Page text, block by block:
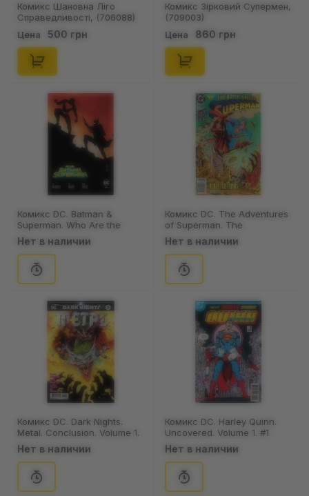
Комикс Шановна Ліго
Справедливості, (706088)
Цена 500 грн
Комикс Зірковий Супермен,
(709003)
Цена 860 грн
Комикс DC. Batman &
Superman. Who Are the
Secret Six?. Part One.
Volume 1. #1 (Oliver's Cover),
(362123)
Нет в наличии
Комикс DC. The Adventures
of Superman. The
Blaze/Satanus War. Part 1.
Volume 1. #493, (381406)
Нет в наличии
Комикс DC. Dark Nights.
Metal. Conclusion. Volume 1.
#6, (348926)
Нет в наличии
Комикс DC. Harley Quinn.
Uncovered. Volume 1. #1
(Pérez and Sook's Cover),
(379227)
Нет в наличии